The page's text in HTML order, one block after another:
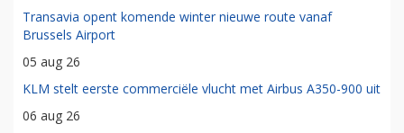
Transavia opent komende winter nieuwe route vanaf
Brussels Airport
05 aug 26
KLM stelt eerste commerciële vlucht met Airbus A350-900 uit
06 aug 26